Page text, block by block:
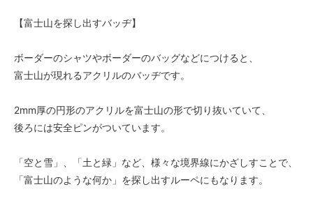
【富士山を探し出すバッヂ】
ボーダーのシャツやボーダーのバッグなどにつけると、
富士山が現れるアクリルのバッヂです。
2mm厚の円形のアクリルを富士山の形で切り抜いていて、
後ろには安全ピンがついています。
「空と雪」、「土と緑」など、様々な境界線にかざしすことで、
「富士山のような何か」を探し出すルーペにもなります。